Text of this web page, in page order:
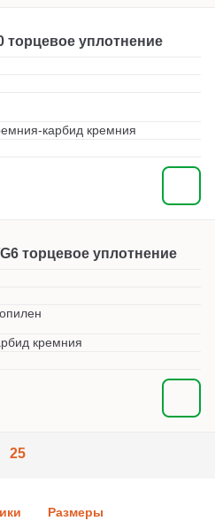
торцевое уплотнение
карбид кремния
торцевое уплотнение
кремния
25
Размеры